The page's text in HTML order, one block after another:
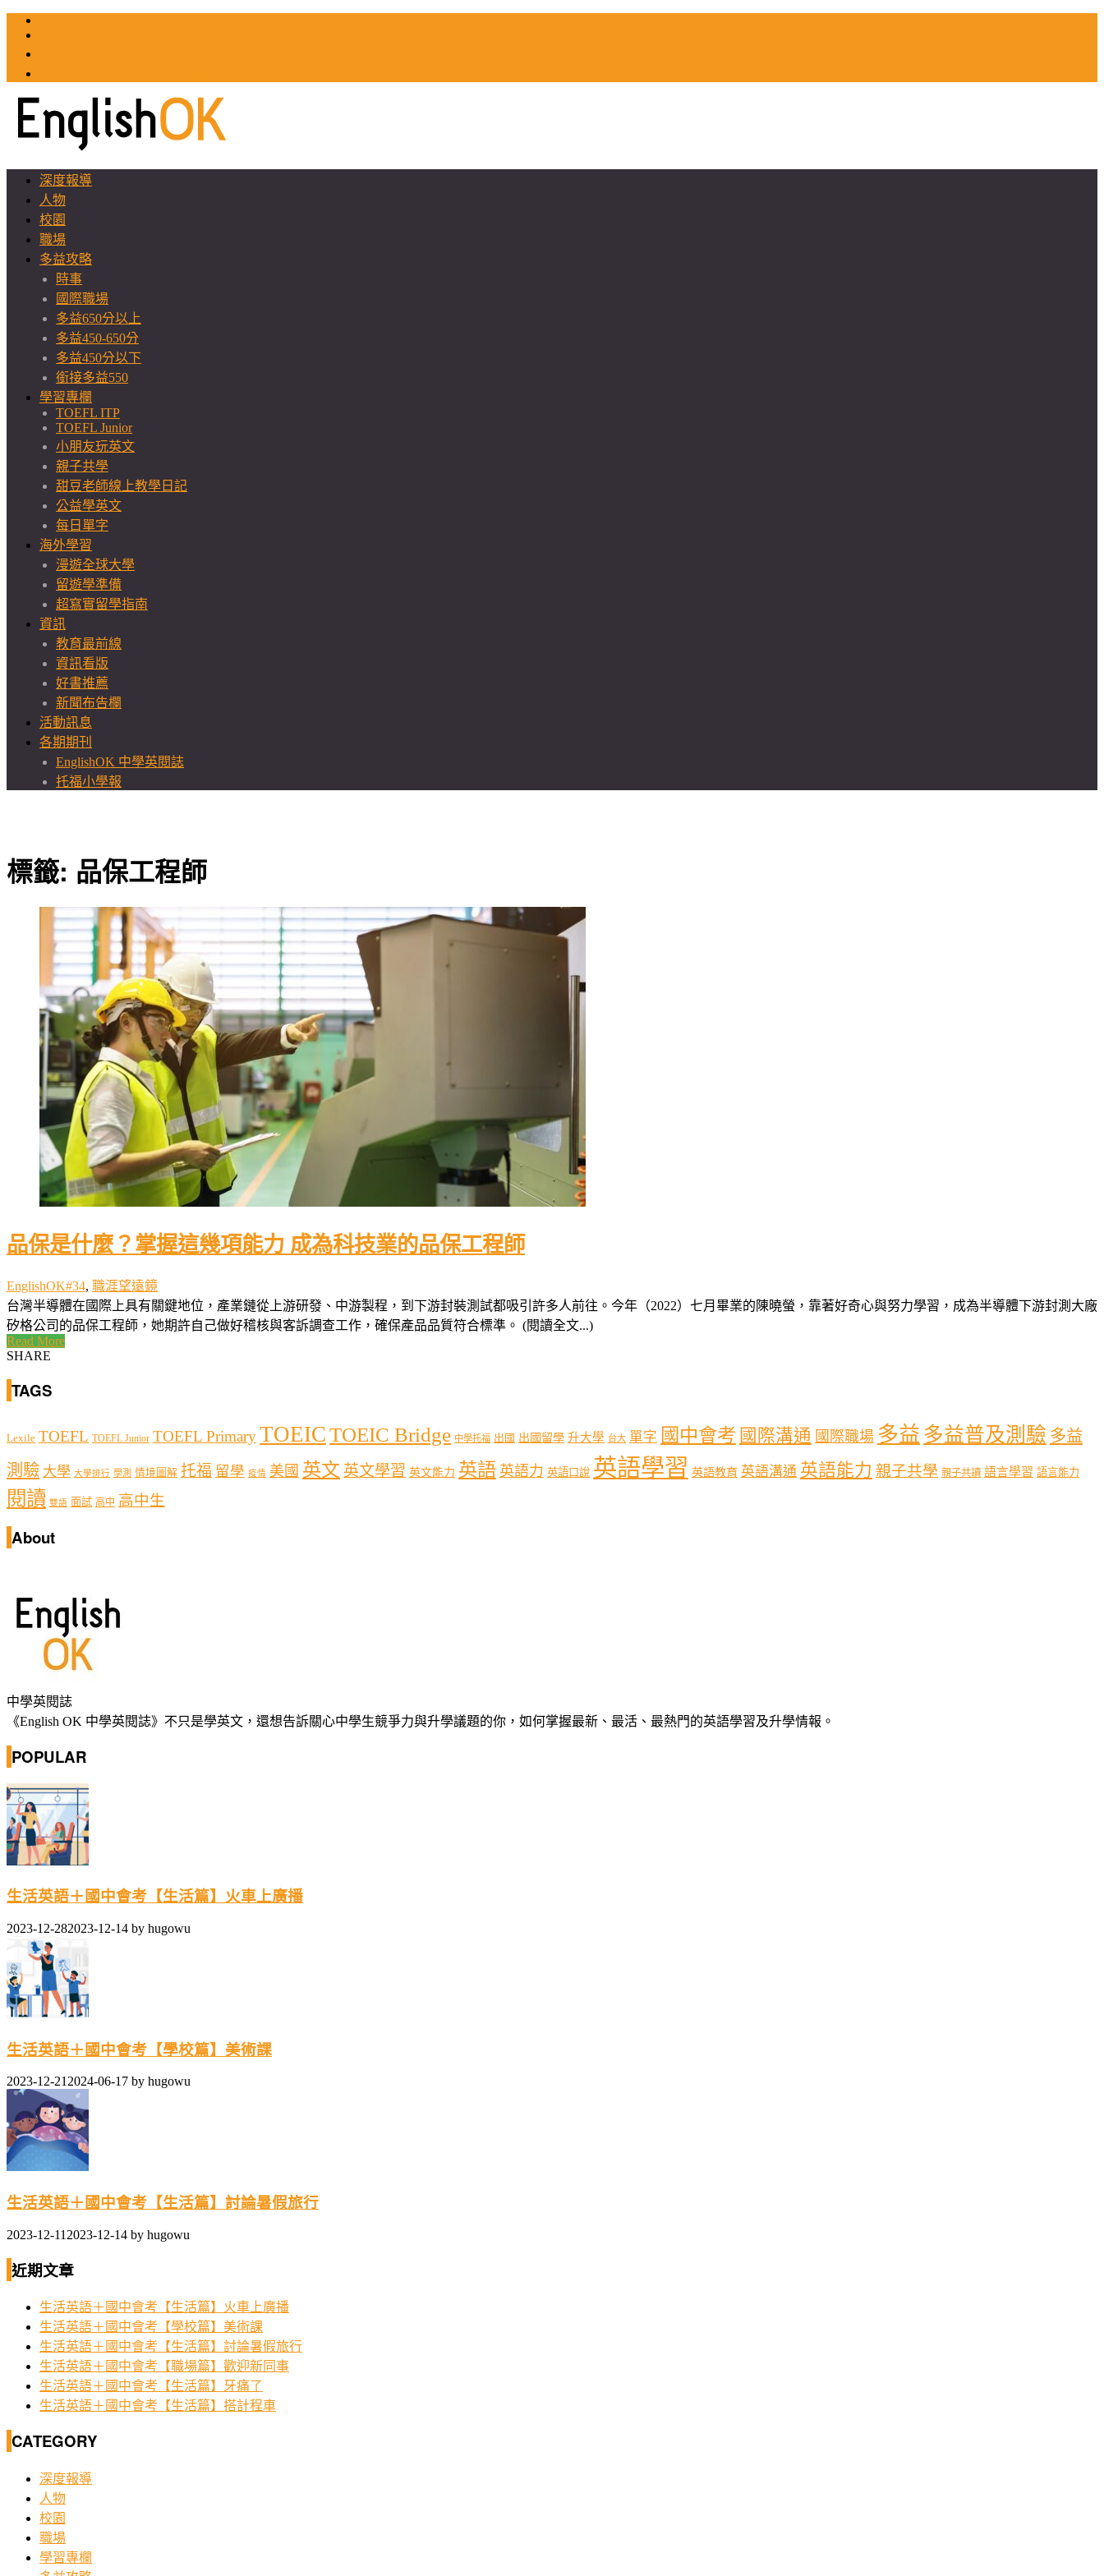
深度報導
人物
校園
職場
多益攻略
時事
國際職場
多益650分以上
多益450-650分
多益450分以下
銜接多益550
學習專欄
TOEFL ITP
TOEFL Junior
小朋友玩英文
親子共學
甜豆老師線上教學日記
公益學英文
每日單字
海外學習
漫遊全球大學
留遊學準備
超寫實留學指南
資訊
教育最前線
資訊看版
好書推薦
新聞布告欄
活動訊息
各期期刊
EnglishOK 中學英閱誌
托福小學報
標籤: 品保工程師
品保是什麼？掌握這幾項能力 成為科技業的品保工程師
EnglishOK#34, 職涯望遠鏡
台灣半導體在國際上具有關鍵地位，產業鏈從上游研發、中游製程，到下游封裝測試都吸引許多人前往。今年（2022）七月畢業的陳曉螢，靠著好奇心與努力學習，成為半導體下游封測大廠
矽格公司的品保工程師，她期許自己做好稽核與客訴調查工作，確保產品品質符合標準。 (閱讀全文...)
Read More
SHARE
TAGS
Lexile TOEFL TOEFL Junior TOEFL PrimaryTOEICTOEIC Bridge 中學托福 出國 出國留學 升大學 台大 單字 國中會考 國際溝通 國際職場 多益 多益普及測驗 多益
測驗 大學 大學排行 學測 情境圖解 托福 留學 疫情 美國 英文 英文學習 英文能力 英語 英語力 英語口說 英語學習 英語教育 英語溝通 英語能力 親子共學 親子共讀 語言學習 語言能力
閱讀 雙語 面試 高中 高中生
About
中學英閱誌
《English OK 中學英閱誌》不只是學英文，還想告訴關心中學生競爭力與升學議題的你，如何掌握最新、最活、最熱門的英語學習及升學情報。
POPULAR
生活英語＋國中會考【生活篇】火車上廣播
2023-12-282023-12-14 by hugowu
生活英語＋國中會考【學校篇】美術課
2023-12-212024-06-17 by hugowu
生活英語＋國中會考【生活篇】討論暑假旅行
2023-12-11 2023-12-14 by hugowu
近期文章
生活英語＋國中會考【生活篇】火車上廣播
生活英語＋國中會考【學校篇】美術課
生活英語＋國中會考【生活篇】討論暑假旅行
生活英語＋國中會考【職場篇】歡迎新同事
生活英語＋國中會考【生活篇】牙痛了
生活英語＋國中會考【生活篇】搭計程車
CATEGORY
深度報導
人物
校園
職場
學習專欄